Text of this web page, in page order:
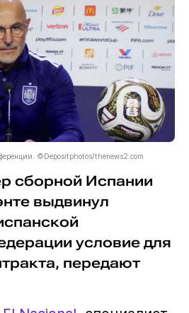
©Depositphotos/thenews2.com
сборной Испании
выдвинул
условие для
передают